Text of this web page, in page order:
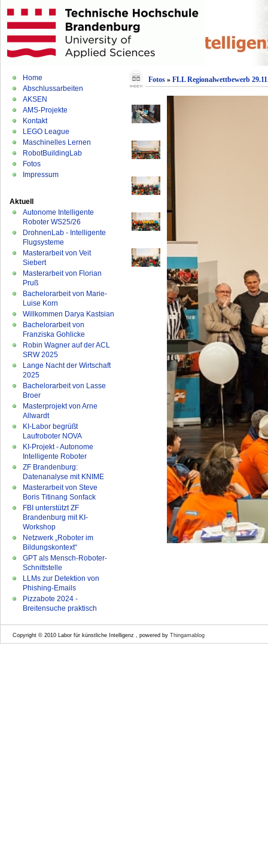
Home
Abschlussarbeiten
AKSEN
AMS-Projekte
Kontakt
LEGO League
Maschinelles Lernen
RobotBuildingLab
Fotos
Impressum
Aktuell
Autonome Intelligente
Roboter WS25/26
DrohnenLab - Intelligente
Flugsysteme
Masterarbeit von Veit
Siebert
Masterarbeit von Florian
Pruß
Bachelorarbeit von Marie-
Luise Korn
Willkommen Darya Kastsian
Bachelorarbeit von
Franziska Gohlicke
Robin Wagner auf der ACL
SRW 2025
Lange Nacht der Wirtschaft
2025
Bachelorarbeit von Lasse
Broer
Masterprojekt von Arne
Allwardt
KI-Labor begrüßt
Laufroboter NOVA
KI-Projekt - Autonome
Intelligente Roboter
ZF Brandenburg:
Datenanalyse mit KNIME
Masterarbeit von Steve
Boris Titinang Sonfack
FBI unterstützt ZF
Brandenburg mit KI-
Workshop
Netzwerk „Roboter im
Bildungskontext“
GPT als Mensch-Roboter-
Schnittstelle
LLMs zur Detektion von
Phishing-Emails
Pizzabote 2024 -
Breitensuche praktisch
Fotos» FLL Regionalwettbewerb
Copyright © 2010 Labor für künstliche Intelligenz , powered by Thingamablog